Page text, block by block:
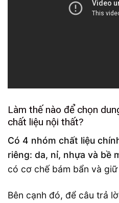
Làm thế nào để chọn
chất liệu nội thất?
Có 4 nhóm chất liệu
riêng: da, nỉ, nhựa và bề
có cơ chế bám bẩn và
Bên cạnh đó, để câu trả